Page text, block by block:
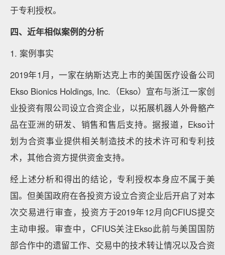
于专利授权。
四、近年相似案例的分析
1. 案例事实
2019年1月，一家在纳斯达克上市的美国医疗设备公司
Ekso Bionics Holdings, Inc.（Ekso）宣布与浙江一家创
业投资有限公司设立合资企业，以拓展机器人外骨骼产
品在亚洲的研发、销售和售后支持。据报道，Ekso计
划为合资事业提供相关制造技术的技术许可和专利技
术，其他合资方提供资金支持。
经上述分析和得出的结论，专利授权本身应不属于美
国。但美国政府在各投资方设立合资企业后开启了对本
次交易进行审查，投资方于2019年12月向CFIUS提交
主动申报。审查中，CFIUS关注Ekso此前与美国国防
部合作中的遗留工作、交易中的技术转让情况以及合资